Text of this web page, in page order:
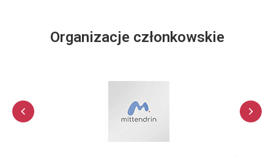
Organizacje członkowskie